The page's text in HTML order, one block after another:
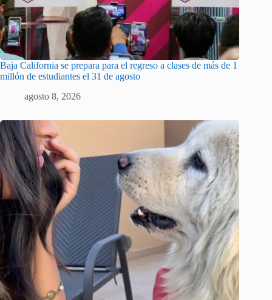
Baja California se prepara para el regreso a clases de más de 1
millón de estudiantes el 31 de agosto
agosto 8, 2026